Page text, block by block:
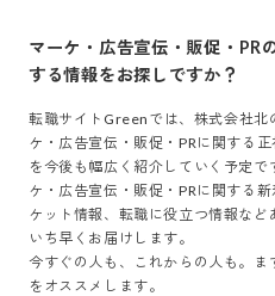
マーケ・広告宣伝・販促・PR
する情報をお探しですか？
転職サイトGreenでは、 株式会社北
ケ・広告宣伝・販促・PR に関する
を今後も幅広く紹介していく予定で
ケ・広告宣伝・販促・PR に関する
ケット情報、転職に役立つ情報な
いち早くお届けします。
今すぐの人も、これからの人も。
をオススメします。